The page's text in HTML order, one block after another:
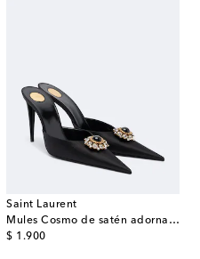
Saint Laurent
Mules Cosmo de satén adornados
$ 1.900
original price